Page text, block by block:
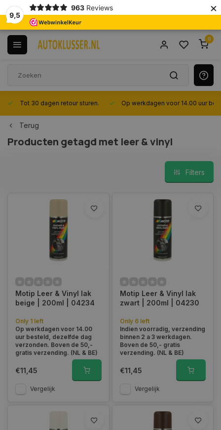
9,5
963 Reviews ×
0
Tot 30 dagen retour sturen. Op werkdagen voor 14.00 uur
Terug
Producten getagd met leer & vinyl
Filters
Motip Leer & Vinyl lak
beige | 200ml | 04234
Only 1 left
Op werkdagen voor 14.00
uur besteld, dezelfde dag
verzonden. Boven de 50,-
gratis verzending. (NL & BE)
€11,45
Vergelijk
Motip Leer & Vinyl lak
zwart | 200ml | 04230
Only 6 left
Indien voorradig, verzending
binnen 2 a 3 werkdagen.
Boven de 50,- gratis
verzending. (NL & BE)
€11,45
Vergelijk